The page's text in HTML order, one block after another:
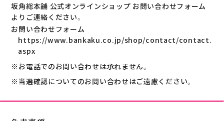
坂角総本舖 公式オンラインショップ お問い合わせフォーム
よりご連絡ください。
お問い合わせフォーム
https://www.bankaku.co.jp/shop/contact/contact.
aspx
※お電話でのお問い合わせは承れません。
※当選確認についてのお問い合わせはご遠慮ください。